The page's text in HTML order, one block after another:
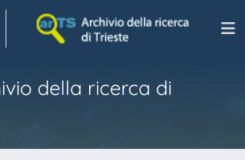
della ricerca di